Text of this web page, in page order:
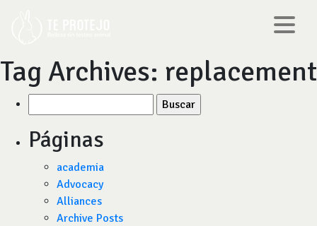
Tag Archives: replacement
por:
Páginas
academia
Advocacy
Alliances
Archive Posts